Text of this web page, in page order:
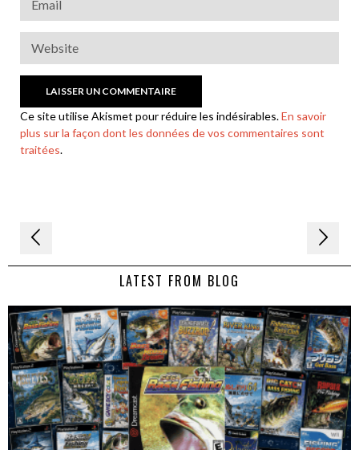
Ce site utilise Akismet pour réduire les indésirables.En savoir
plus sur la façon dont les données de vos commentaires sont
traitées.
Navigation
de LATEST FROM BLOG